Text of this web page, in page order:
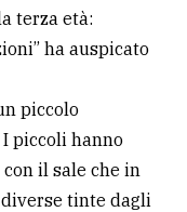
terza età:
ha auspicato
piccolo
piccoli hanno
il sale che in
tinte dagli